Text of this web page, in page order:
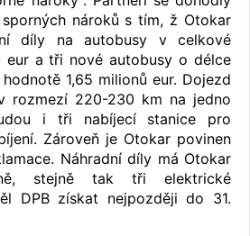
nároků s tím, ž Otokar
díly na autobusy v celkové
eur a tři nové autobusy o délce
1,65 milionů eur. Dojezd
rozmezí 220-230 km na jedno
i tři nabíjecí stanice pro
Zároveň je Otokar povinen
Náhradní díly má Otokar
stejně tak tři elektrické
DPB získat nejpozději do 31.